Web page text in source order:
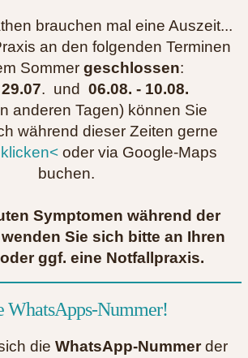
brauchen mal eine Auszeit...
an den folgenden Terminen
Sommer geschlossen:
. und 06.08. - 10.08.
anderen Tagen) können Sie
während dieser Zeiten gerne
oder via Google-Maps
buchen.
Symptomen während der
Sie sich bitte an Ihren
ggf. eine Notfallpraxis.
WhatsApps-Nummer!
die WhatsApp-Nummerder